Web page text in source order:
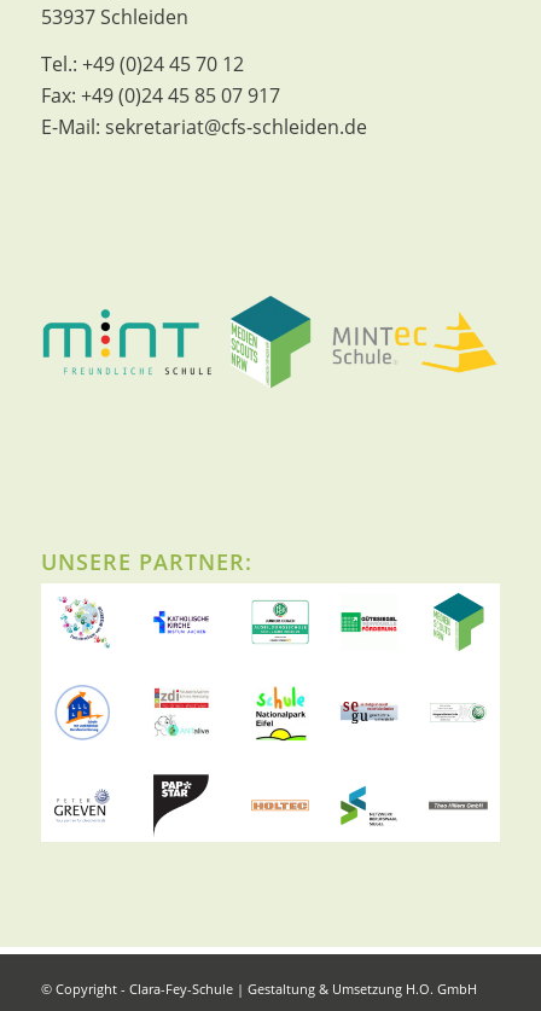
53937 Schleiden
Tel.: +49 (0)24 45 70 12
Fax: +49 (0)24 45 85 07 917
E-Mail: sekretariat@cfs-schleiden.de
UNSERE PARTNER:
© Copyright - Clara-Fey-Schule | Gestaltung & Umsetzung H.O. GmbH